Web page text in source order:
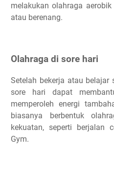
melakukan olahraga
atau berenang.
Olahraga di sore hari
Setelah bekerja atau belajar
sore hari dapat
memperoleh energi
biasanya berbentuk
kekuatan, seperti berjalan
Gym.